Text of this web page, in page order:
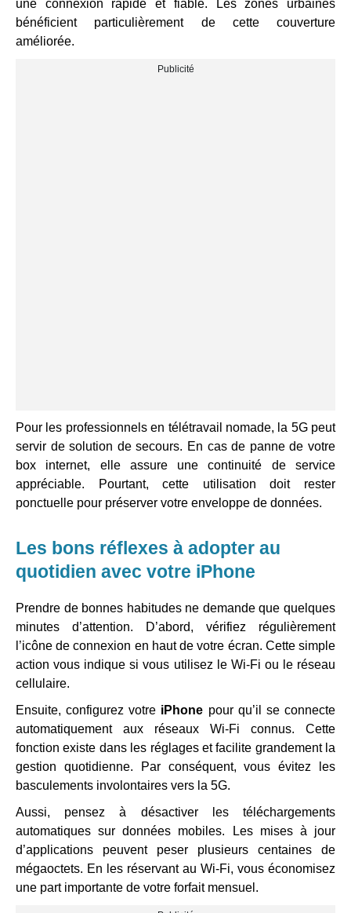
une connexion rapide et fiable. Les zones urbaines
bénéficient particulièrement de cette couverture
améliorée.
Pour les professionnels en télétravail nomade, la 5G peut
servir de solution de secours. En cas de panne de votre
box internet, elle assure une continuité de service
appréciable. Pourtant, cette utilisation doit rester
ponctuelle pour préserver votre enveloppe de données.
Les bons réflexes à adopter au
quotidien avec votre iPhone
Prendre de bonnes habitudes ne demande que quelques
minutes d’attention. D’abord, vérifiez régulièrement
l’icône de connexion en haut de votre écran. Cette simple
action vous indique si vous utilisez le Wi-Fi ou le réseau
cellulaire.
Ensuite, configurez votre iPhone pour qu’il se connecte
automatiquement aux réseaux Wi-Fi connus. Cette
fonction existe dans les réglages et facilite grandement la
gestion quotidienne. Par conséquent, vous évitez les
basculements involontaires vers la 5G.
Aussi, pensez à désactiver les téléchargements
automatiques sur données mobiles. Les mises à jour
d’applications peuvent peser plusieurs centaines de
mégaoctets. En les réservant au Wi-Fi, vous économisez
une part importante de votre forfait mensuel.